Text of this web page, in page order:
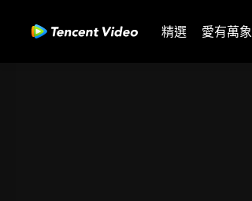
精選 愛有萬象